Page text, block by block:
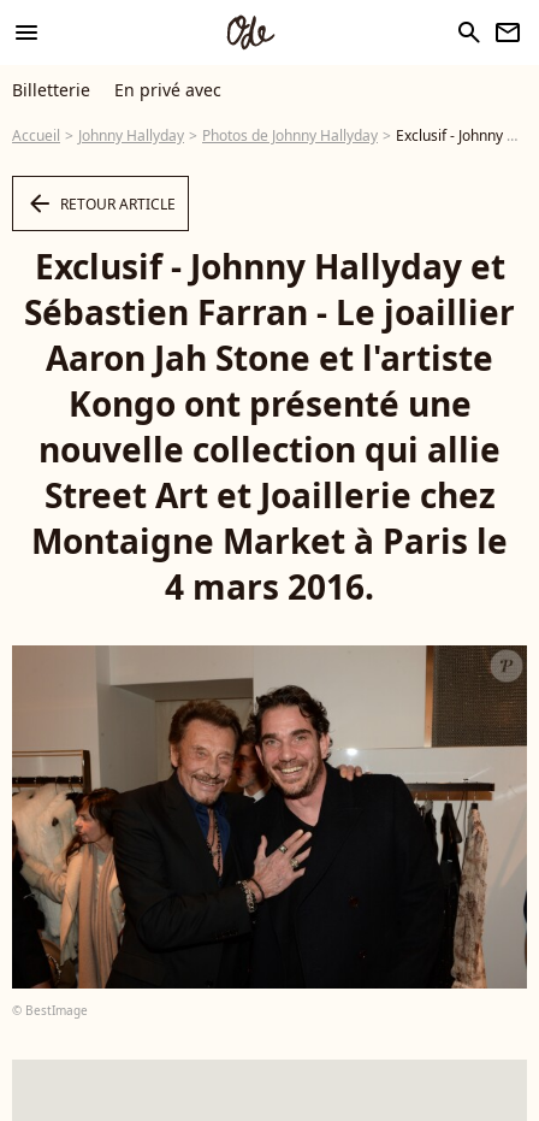
menu search newsletter
Billetterie En privé avec
Accueil Johnny Hallyday Photos de Johnny Hallyday Exclusif - Johnny Hallyday et Sébastien Farran - Le joaillier Aaron Jah Stone et l'artiste Kongo ont présenté une nouvelle collection qui allie Street Art et Joaillerie chez Montaigne Market à Paris le 4 mars 2016. - Photo
arrow_left RETOUR ARTICLE
Exclusif - Johnny Hallyday et
Sébastien Farran - Le joaillier
Aaron Jah Stone et l'artiste
Kongo ont présenté une
nouvelle collection qui allie
Street Art et Joaillerie chez
Montaigne Market à Paris le
4 mars 2016.
© BestImage